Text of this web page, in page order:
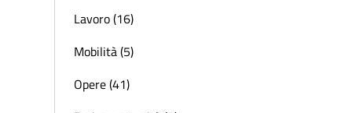
Lavoro (16)
Mobilità (5)
Opere (41)